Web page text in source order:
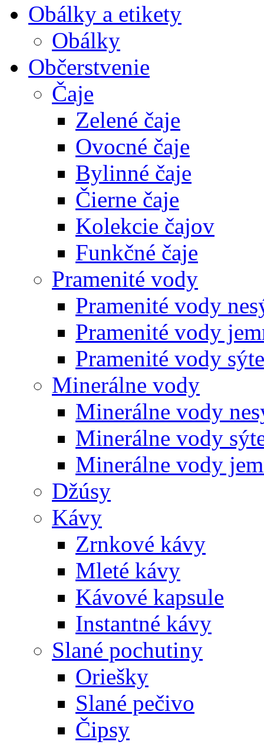
Obálky a etikety
Obálky
Občerstvenie
Čaje
Zelené čaje
Ovocné čaje
Bylinné čaje
Čierne čaje
Kolekcie čajov
Funkčné čaje
Pramenité vody
Pramenité vody
Pramenité vody
Pramenité vody
Minerálne vody
Minerálne vody
Minerálne vody
Minerálne vody
Džúsy
Kávy
Zrnkové kávy
Mleté kávy
Kávové kapsule
Instantné kávy
Slané pochutiny
Oriešky
Slané pečivo
Čipsy